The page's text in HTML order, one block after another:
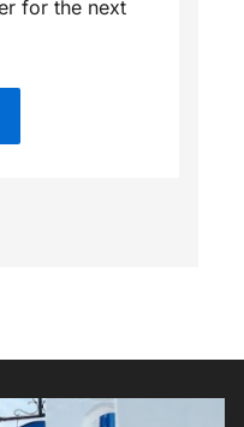
for the next